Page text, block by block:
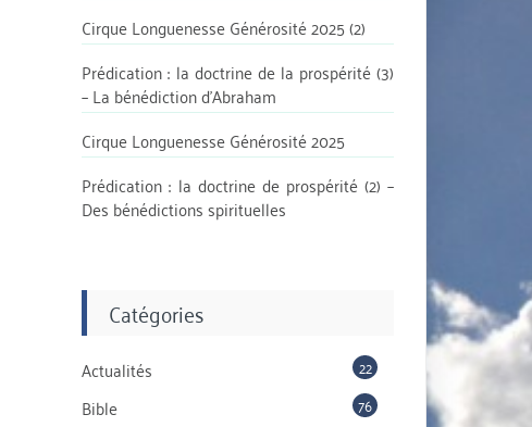
Cirque Longuenesse Générosité 2025 (2)
Prédication : la doctrine de la prospérité (3)
– La bénédiction d’Abraham
Cirque Longuenesse Générosité 2025
Prédication : la doctrine de prospérité (2) –
Des bénédictions spirituelles
Catégories
Actualités 22
Bible 76